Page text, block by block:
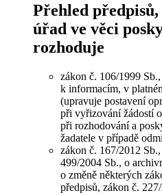
Přehled
úřad ve věci
rozhoduje
zákon č. 106/1999
k informacím, v
(upravuje postavení
při vyřizování žádostí
při rozhodování a
žadatele v případě
zákon č. 167/2012
499/2004 Sb., o
o změně některých
předpisů, zákon č.